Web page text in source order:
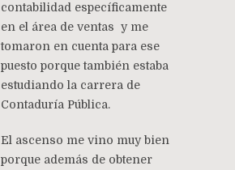
contabilidad específicamente
en el área de ventas y me
tomaron en cuenta para ese
puesto porque también estaba
estudiando la carrera de
Contaduría Pública.
El ascenso me vino muy bien
porque además de obtener